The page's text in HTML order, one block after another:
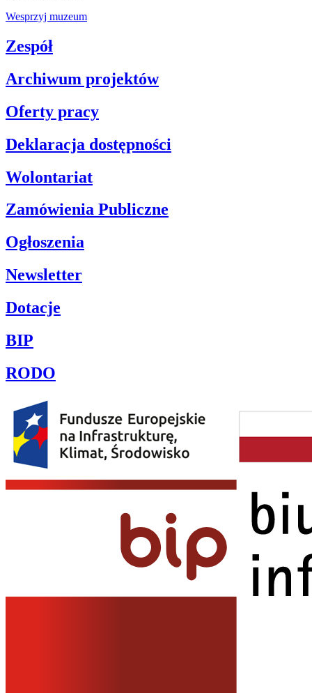
Wesprzyj muzeum
Zespół
Archiwum projektów
Oferty pracy
Deklaracja dostępności
Wolontariat
Zamówienia Publiczne
Ogłoszenia
Newsletter
Dotacje
BIP
RODO